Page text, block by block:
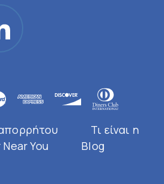
Τι είναι η
You
Blog